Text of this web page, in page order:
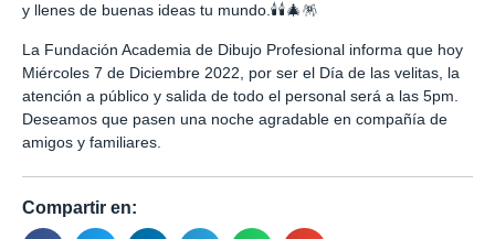
y llenes de buenas ideas tu mundo.🕯️🕯️🎄🪅
La Fundación Academia de Dibujo Profesional informa que hoy
Miércoles 7 de Diciembre 2022, por ser el Día de las velitas, la
atención a público y salida de todo el personal será a las 5pm.
Deseamos que pasen una noche agradable en compañía de
amigos y familiares.
Compartir en: